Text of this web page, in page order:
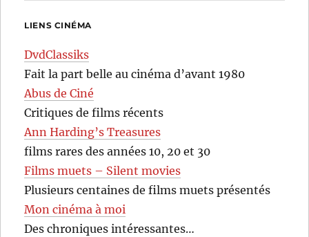
LIENS CINÉMA
DvdClassiks
Fait la part belle au cinéma d’avant 1980
Abus de Ciné
Critiques de films récents
Ann Harding’s Treasures
films rares des années 10, 20 et 30
Films muets – Silent movies
Plusieurs centaines de films muets présentés
Mon cinéma à moi
Des chroniques intéressantes…